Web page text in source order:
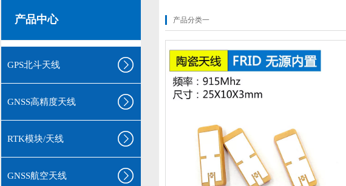
产品中心
GPS北斗天线
GNSS高精度天线
RTK模块/天线
GNSS航空天线
产品分类一